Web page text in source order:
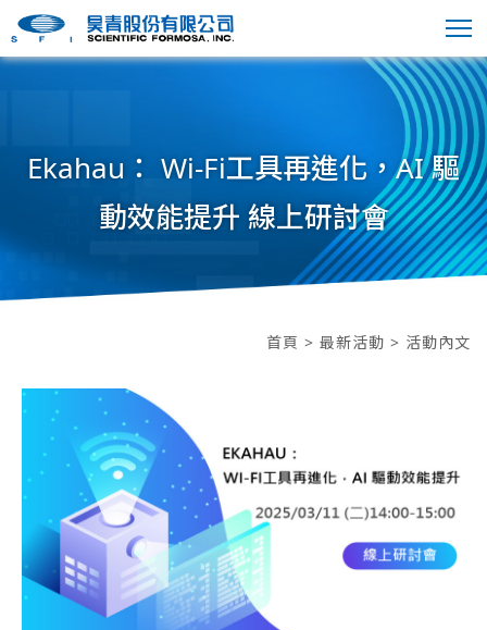
Ekahau： Wi-Fi工具再進化，AI 驅
動效能提升 線上研討會
首頁 > 最新活動 > 活動內文